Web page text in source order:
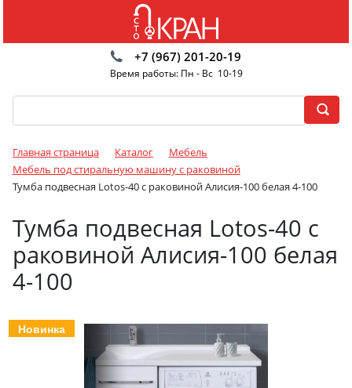
+7 (967) 201-20-19
Время работы: Пн - Вс 10-19
Главная страница Каталог
Мебель
Мебель под стиральную машину с раковиной
Тумба подвесная Lotos-40 с раковиной Алисия-100 белая 4-100
Тумба подвесная Lotos-40 с
раковиной Алисия-100 белая
4-100
Новинка